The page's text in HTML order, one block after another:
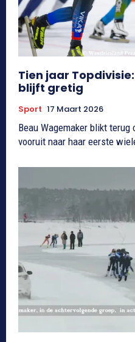
Tien jaar
blijft gretig
Sport 17 Maart 2026
Beau Wagemaker blikt
vooruit naar haar eerste